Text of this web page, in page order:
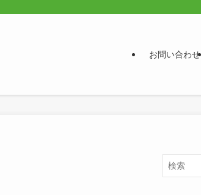
お問い合わせ